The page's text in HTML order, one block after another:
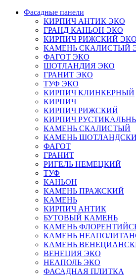
Фасадные панели
КИРПИЧ АНТИК ЭКО
ГРАНД КАНЬОН ЭКО
КИРПИЧ РИЖСКИЙ ЭКО
КАМЕНЬ СКАЛИСТЫЙ
ФАГОТ ЭКО
ШОТЛАНДИЯ ЭКО
ГРАНИТ ЭКО
ТУФ ЭКО
КИРПИЧ КЛИНКЕРНЫЙ
КИРПИЧ
КИРПИЧ РИЖСКИЙ
КИРПИЧ
КАМЕНЬ СКАЛИСТЫЙ
КАМЕНЬ
ФАГОТ
ГРАНИТ
РИГЕЛЬ НЕМЕЦКИЙ
ТУФ
КАНЬОН
КАМЕНЬ ПРАЖСКИЙ
КАМЕНЬ
КИРПИЧ АНТИК
БУТОВЫЙ КАМЕНЬ
КАМЕНЬ
КАМЕНЬ
КАМЕНЬ
ВЕНЕЦИЯ ЭКО
НЕАПОЛЬ ЭКО
ФАСАДНАЯ ПЛИТКА